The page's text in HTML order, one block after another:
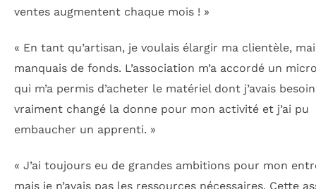
ventes augmentent chaque mois ! »
« En tant qu’artisan, je voulais élargir ma clientèle,
manquais de fonds. L’association m’a accordé un
qui m’a permis d’acheter le matériel dont j’avais
vraiment changé la donne pour mon activité et j’ai pu
embaucher un apprenti. »
« J’ai toujours eu de grandes ambitions pour mon
mais je n’avais pas les ressources nécessaires. Cette